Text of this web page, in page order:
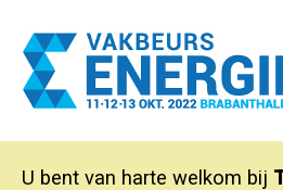
U bent van harte welkom bij